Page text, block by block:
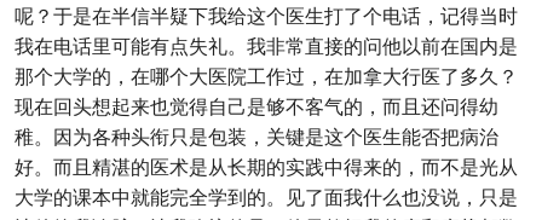
呢？于是在半信半疑下我给这个医生打了个电话，记得当时
我在电话里可能有点失礼。我非常直接的问他以前在国内是
那个大学的，在哪个大医院工作过，在加拿大行医了多久？
现在回头想起来也觉得自己是够不客气的，而且还问得幼
稚。因为各种头衔只是包装，关键是这个医生能否把病治
好。而且精湛的医术是从长期的实践中得来的，而不是光从
大学的课本中就能完全学到的。见了面我什么也没说，只是